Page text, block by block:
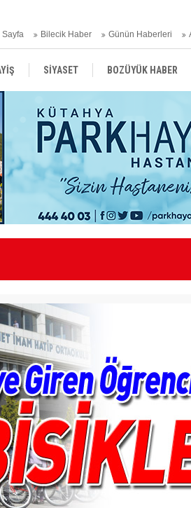
Sayfa Bilecik Haber Günün Haberleri
SİYASET BOZÜYÜK HABER
RESMİ İLANLAR